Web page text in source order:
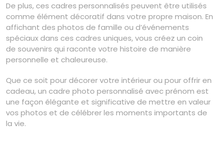
De plus, ces cadres personnalisés peuvent être utilisés
comme élément décoratif dans votre propre maison. En
affichant des photos de famille ou d’événements
spéciaux dans ces cadres uniques, vous créez un coin
de souvenirs qui raconte votre histoire de manière
personnelle et chaleureuse.
Que ce soit pour décorer votre intérieur ou pour offrir en
cadeau, un cadre photo personnalisé avec prénom est
une façon élégante et significative de mettre en valeur
vos photos et de célébrer les moments importants de
la vie.